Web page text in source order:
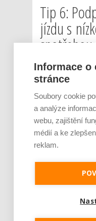
Tip 6:
jízdu s
spotřebou
Motivujte své
k efektivnější
snížit. Jak jezdit
můžete své
naučit na
školení řidičů.
organizace
Trust lze
dosáhnout až
Stačí několik
Informace o
stránce
Soubory cookie
a analýze
webu, zajištění
médií a ke
reklam.